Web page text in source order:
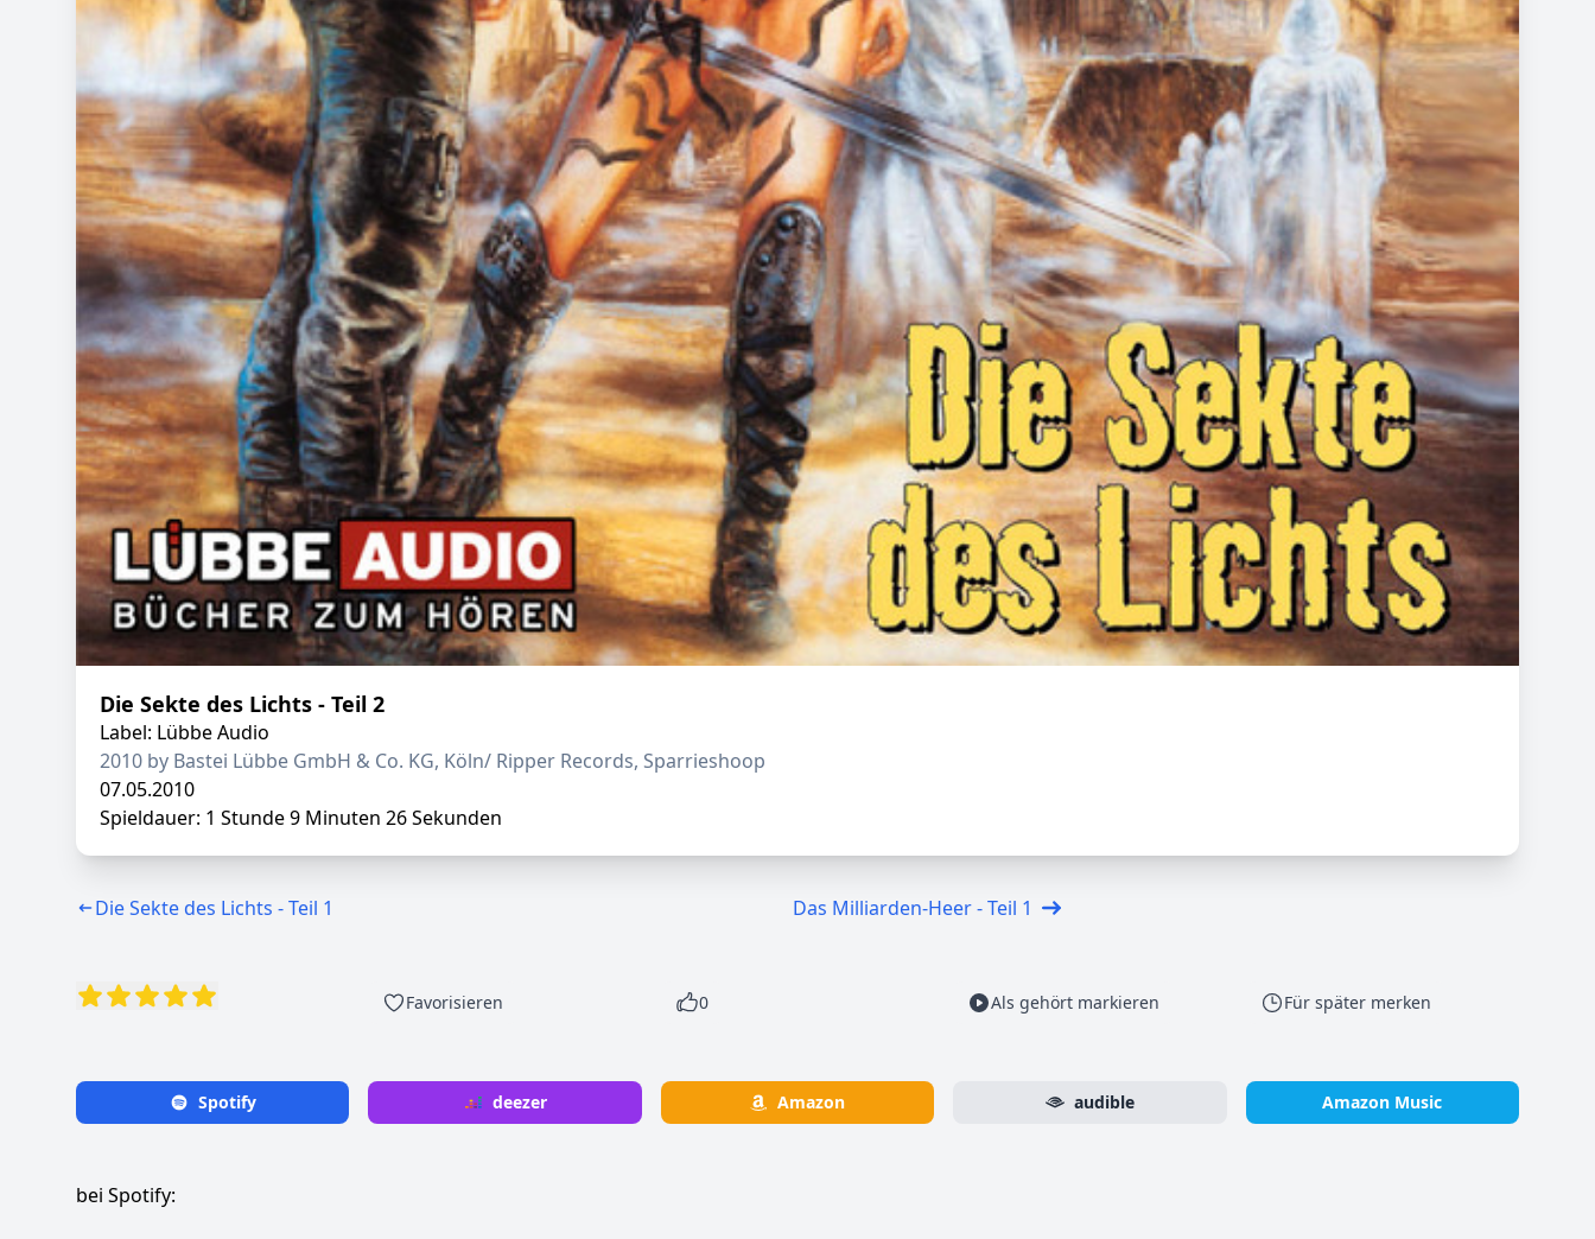
Die Sekte des Lichts - Teil 2
Label: Lübbe Audio
2010 by Bastei Lübbe GmbH & Co. KG, Köln/ Ripper Records, Sparrieshoop
07.05.2010
Spieldauer: 1 Stunde 9 Minuten 26 Sekunden
Die Sekte des Lichts - Teil 1 Das Milliarden-Heer - Teil 1
Favorisieren 0 Als gehört markieren Für später merken
Spotify deezer Amazon audible Amazon Music
bei Spotify: